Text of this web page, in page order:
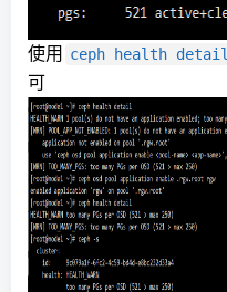
使用 ceph health detail
可